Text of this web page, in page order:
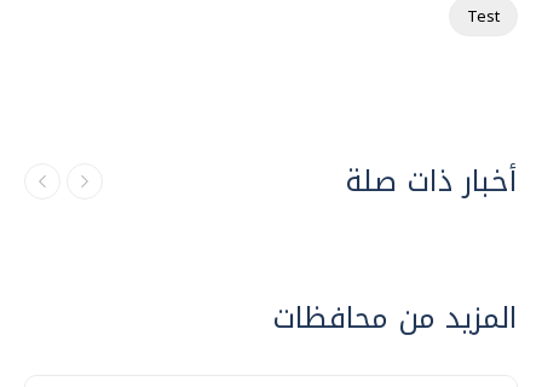
Test
أخبار ذات صلة
المزيد من محافظات